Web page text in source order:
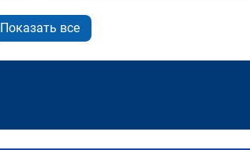
Показать все